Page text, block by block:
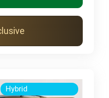
Hybrid